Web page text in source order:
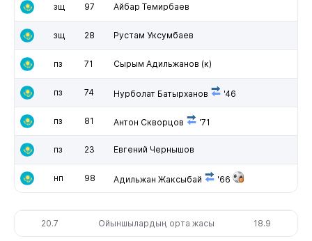
зщ 97 Айбар Темирбаев
зщ 28 Рустам Уксумбаев
пз 71 Сырым Адильжанов (к)
пз 74 Нурболат Батырханов '46
пз 81 Антон Скворцов '71
пз 23 Евгений Чернышов
нп 98 Адильжан Жаксыбай '66
20.7 Ойыншылардың орта жасы 18.9